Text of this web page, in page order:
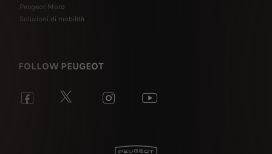
Peugeot Moto
Soluzioni di mobilità
FOLLOW PEUGEOT